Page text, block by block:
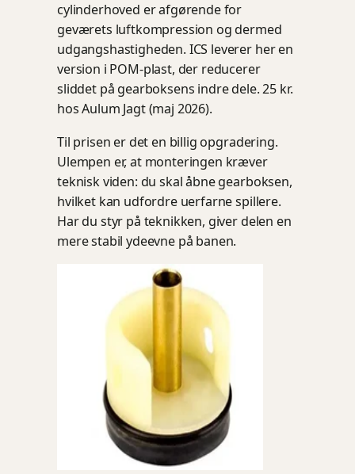
cylinderhoved er afgørende for
geværets luftkompression og dermed
udgangshastigheden. ICS leverer her en
version i POM-plast, der reducerer
sliddet på gearboksens indre dele. 25 kr.
hos Aulum Jagt (maj 2026).
Til prisen er det en billig opgradering.
Ulempen er, at monteringen kræver
teknisk viden: du skal åbne gearboksen,
hvilket kan udfordre uerfarne spillere.
Har du styr på teknikken, giver delen en
mere stabil ydeevne på banen.